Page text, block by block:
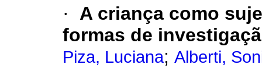
·
A criança como
formas de
Piza, Luciana; Alberti,